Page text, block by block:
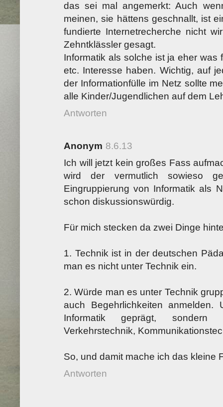
das sei mal angemerkt: Auch
meinen, sie hättens geschnallt, ist
fundierte Internetrecherche nicht
Zehntklässler gesagt.
Informatik als solche ist ja eher
etc. Interesse haben. Wichtig, auf
der Informationfülle im Netz sollte
alle Kinder/Jugendlichen auf dem
Antworten
Anonym 8.6.13
Ich will jetzt kein großes Fass
wird der vermutlich sowieso
Eingruppierung von Informatik als
schon diskussionswürdig.
Für mich stecken da zwei Dinge
1. Technik ist in der deutschen
man es nicht unter Technik ein.
2. Würde man es unter Technik
auch Begehrlichkeiten
Informatik geprägt, sondern
Verkehrstechnik,
So, und damit mache ich das kleine
Antworten